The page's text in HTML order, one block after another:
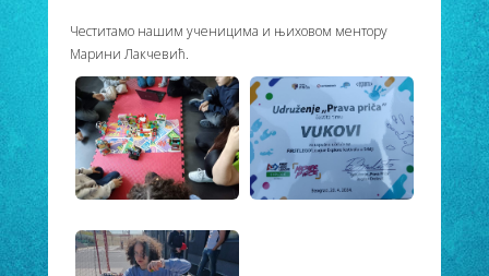
Честитамо нашим ученицима и њиховом ментору
Марини Лакчевић.